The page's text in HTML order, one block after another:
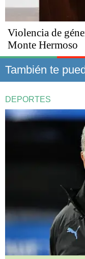
Violencia de
Monte Hermoso
También te
DEPORTES